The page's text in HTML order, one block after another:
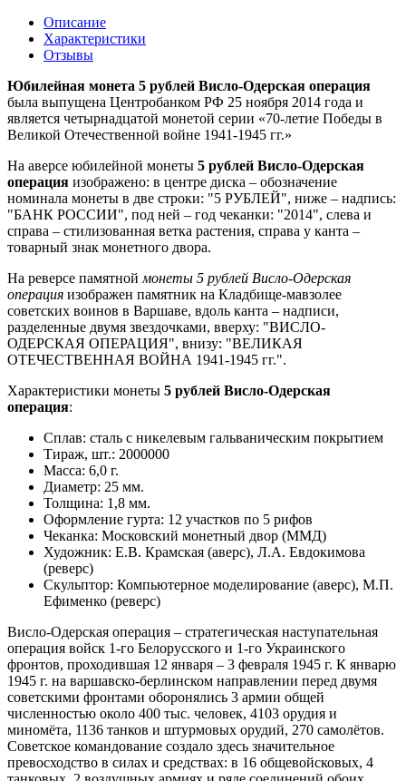
Описание
Характеристики
Отзывы
Юбилейная монета 5 рублей Висло-Одерская операция
была выпущена Центробанком РФ 25 ноября 2014 года и
является четырнадцатой монетой серии «70-летие Победы в
Великой Отечественной войне 1941-1945 гг.»
На аверсе юбилейной монеты 5 рублей Висло-Одерская
операция изображено: в центре диска – обозначение
номинала монеты в две строки: "5 РУБЛЕЙ", ниже – надпись:
"БАНК РОССИИ", под ней – год чеканки: "2014", слева и
справа – стилизованная ветка растения, справа у канта –
товарный знак монетного двора.
На реверсе памятной монеты 5 рублей Висло-Одерская
операция изображен памятник на Кладбище-мавзолее
советских воинов в Варшаве, вдоль канта – надписи,
разделенные двумя звездочками, вверху: "ВИСЛО-
ОДЕРСКАЯ ОПЕРАЦИЯ", внизу: "ВЕЛИКАЯ
ОТЕЧЕСТВЕННАЯ ВОЙНА 1941-1945 гг.".
Характеристики монеты 5 рублей Висло-Одерская
операция:
Сплав: сталь с никелевым гальваническим покрытием
Тираж, шт.: 2000000
Масса: 6,0 г.
Диаметр: 25 мм.
Толщина: 1,8 мм.
Оформление гурта: 12 участков по 5 рифов
Чеканка: Московский монетный двор (ММД)
Художник: Е.В. Крамская (аверс), Л.А. Евдокимова
(реверс)
Скульптор: Компьютерное моделирование (аверс), М.П.
Ефименко (реверс)
Висло-Одерская операция – стратегическая наступательная
операция войск 1-го Белорусского и 1-го Украинского
фронтов, проходившая 12 января – 3 февраля 1945 г. К январю
1945 г. на варшавско-берлинском направлении перед двумя
советскими фронтами оборонялись 3 армии общей
численностью около 400 тыс. человек, 4103 орудия и
миномёта, 1136 танков и штурмовых орудий, 270 самолётов.
Советское командование создало здесь значительное
превосходство в силах и средствах: в 16 общевойсковых, 4